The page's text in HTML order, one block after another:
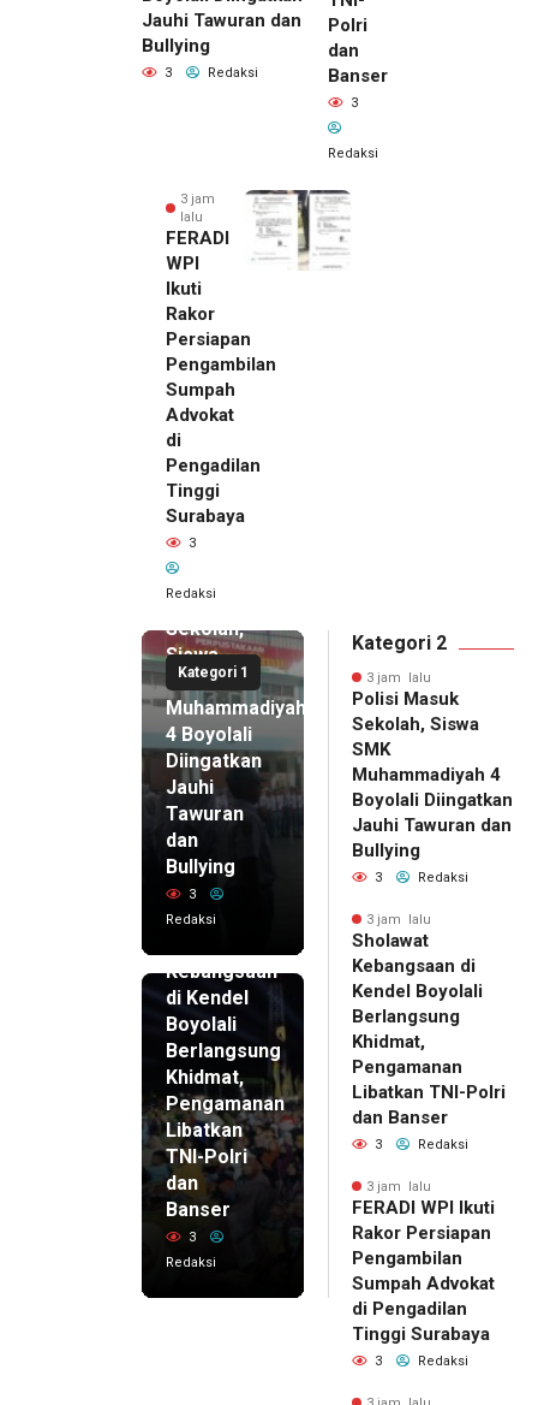
Jauhi Tawuran dan
Bullying
3 Redaksi
Polri
dan
Banser
3
Redaksi
3 jam
lalu
FERADI
WPI
Ikuti
Rakor
Persiapan
Pengambilan
Sumpah
Advokat
di
Pengadilan
Tinggi
Surabaya
3
Redaksi
Kategori 1
Polisi
Masuk
Sekolah,
Siswa
SMK
Muhammadiyah
4 Boyolali
Diingatkan
Jauhi
Tawuran
dan
Bullying
3
Redaksi
3 jam lalu
Kebangsaan
di Kendel
Boyolali
Berlangsung
Khidmat,
Pengamanan
Libatkan
TNI-Polri
dan
Banser
3
Redaksi
Kategori 2
3 jam lalu
Polisi Masuk
Sekolah, Siswa
SMK
Muhammadiyah 4
Boyolali Diingatkan
Jauhi Tawuran dan
Bullying
3 Redaksi
3 jam lalu
Sholawat
Kebangsaan di
Kendel Boyolali
Berlangsung
Khidmat,
Pengamanan
Libatkan TNI-Polri
dan Banser
3 Redaksi
3 jam lalu
FERADI WPI Ikuti
Rakor Persiapan
Pengambilan
Sumpah Advokat
di Pengadilan
Tinggi Surabaya
3 Redaksi